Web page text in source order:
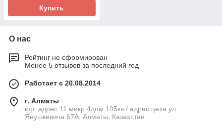
Купить
О нас
Рейтинг не сформирован
Менее 5 отзывов за последний год
Работает с 20.08.2014
г. Алматы
юр. адрес 11 микр 4дом 105кв / адрес цеха ул.
Янушкевича 67А, Алматы, Казахстан